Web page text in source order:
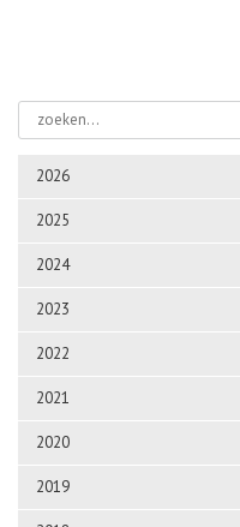
2026
2025
2024
2023
2022
2021
2020
2019